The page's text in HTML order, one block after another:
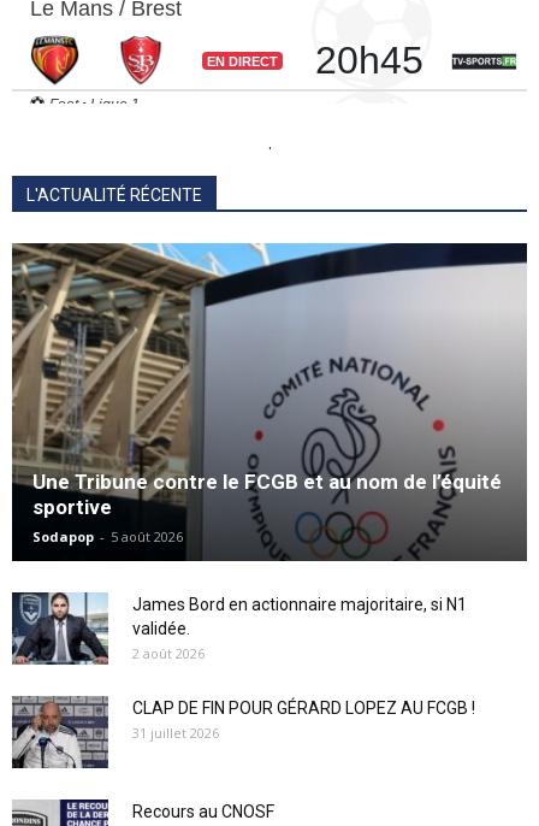
.
L'ACTUALITÉ RÉCENTE
Une Tribune contre le FCGB et au nom de l’équité
sportive
Sodapop - 5 août 2026
James Bord en actionnaire majoritaire, si N1
validée.
2 août 2026
CLAP DE FIN POUR GÉRARD LOPEZ AU FCGB !
31 juillet 2026
Recours au CNOSF